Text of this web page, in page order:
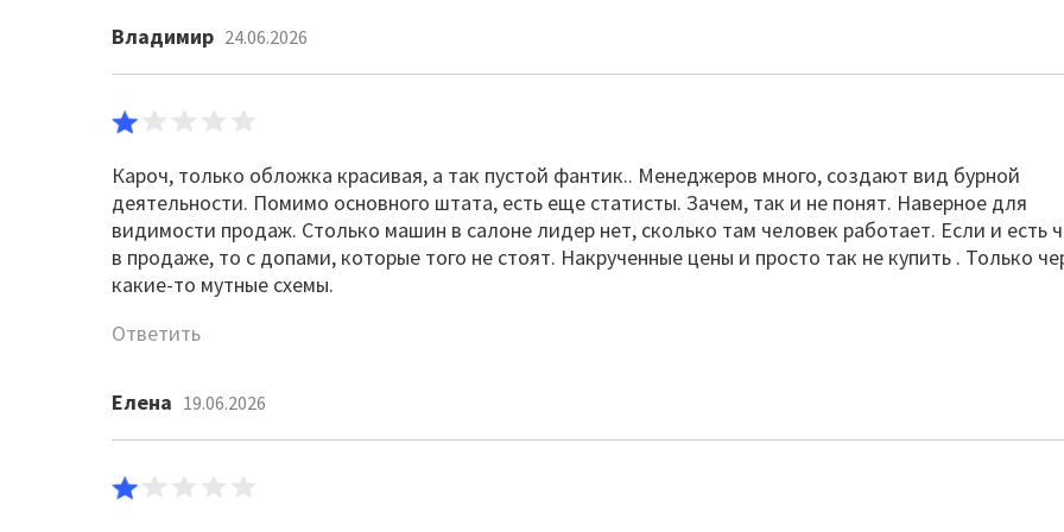
Владимир 24.06.2026
Кароч, только обложка красивая, а так пустой фантик.. Менеджеров много, создают вид бурной
деятельности. Помимо основного штата, есть еще статисты. Зачем, так и не понят. Наверное для
видимости продаж. Столько машин в салоне лидер нет, сколько там человек работает. Если и есть
в продаже, то с допами, которые того не стоят. Накрученные цены и просто так не купить . Только
какие-то мутные схемы.
Ответить
Елена 19.06.2026